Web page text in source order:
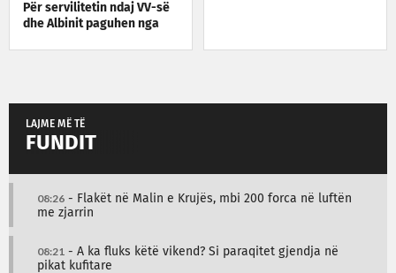
Për servilitetin ndaj VV-së
dhe Albinit paguhen nga
LAJME MË TË
FUNDIT
08:26 - Flakët në Malin e Krujës, mbi 200 forca në luftën
me zjarrin
08:21 - A ka fluks këtë vikend? Si paraqitet gjendja në
pikat kufitare